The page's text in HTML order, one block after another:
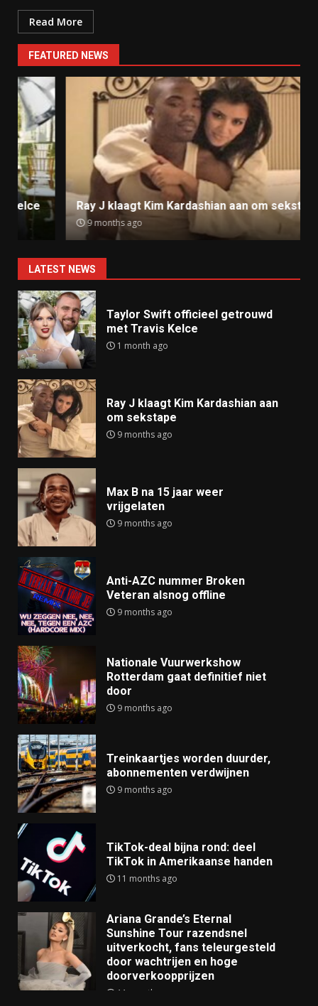
Read More
FEATURED NEWS
Ray J klaagt Kim Kardashian aan om sekstape
9 months ago
LATEST NEWS
Taylor Swift officieel getrouwd
met Travis Kelce
1 month ago
Ray J klaagt Kim Kardashian aan
om sekstape
9 months ago
Max B na 15 jaar weer
vrijgelaten
9 months ago
Anti-AZC nummer Broken
Veteran alsnog offline
9 months ago
Nationale Vuurwerkshow
Rotterdam gaat definitief niet
door
9 months ago
Treinkaartjes worden duurder,
abonnementen verdwijnen
9 months ago
TikTok-deal bijna rond: deel
TikTok in Amerikaanse handen
11 months ago
Ariana Grande’s Eternal
Sunshine Tour razendsnel
uitverkocht, fans teleurgesteld
door wachtrijen en hoge
doorverkoopprijzen
11 months ago